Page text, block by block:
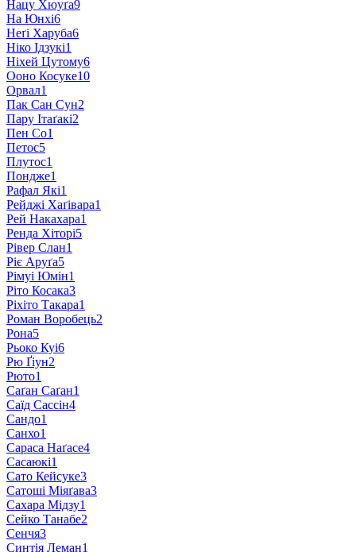
Нацу Хюуґа9
На Юнхі6
Неґі Харуба6
Ніко Ідзукі1
Ніхей Цутому6
Ооно Косуке10
Орвал1
Пак Сан Сун2
Пару Ітаґакі2
Пен Со1
Петос5
Плутос1
Пондже1
Рафал Які1
Рейджі Хаґівара1
Рей Накахара1
Ренда Хіторі5
Рівер Слан1
Ріє Аруґа5
Рімуі Юмін1
Ріто Косака3
Ріхіто Такара1
Роман Воробець2
Рона5
Рьоко Куі6
Рю Ґіун2
Рюто1
Саґан Саґан1
Саїд Сассін4
Сандо1
Санхо1
Сараса Наґасе4
Сасаюкі1
Сато Кейсуке3
Сатоші Міяґава3
Сахара Мідзу1
Сейко Танабе2
Сенчя3
Синтія Леман1